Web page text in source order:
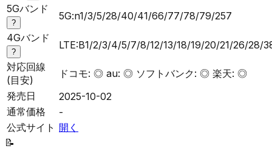
5Gバンド
?
5G:n1/3/5/28/40/41/66/77/78/79/257
4Gバンド
?
LTE:B1/2/3/4/5/7/8/12/13/18/19/20/21/26/28/
対応回線
(目安)
ドコモ: ◎ au: ◎ ソフトバンク: ◎ 楽天: ◎
発売日
2025-10-02
通常価格
-
公式サイト 開く
📝